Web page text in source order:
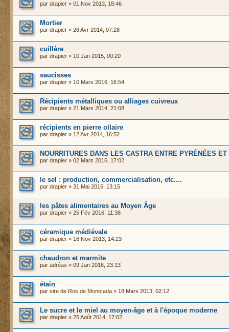
par drapier » 01 Nov 2013, 18:46
Mortier
par drapier » 26 Avr 2014, 07:28
cuillère
par drapier » 10 Jan 2015, 00:20
saucisses
par drapier » 10 Mars 2016, 16:54
Récipients métalliques ou alliages cuivreux
par drapier » 21 Mars 2014, 21:08
récipients en pierre ollaire
par drapier » 12 Avr 2014, 16:52
NOURRITURES DANS LES CASTRA ENTRE PYRÉNÉES ET
par drapier » 02 Mars 2016, 17:02
le sel : production, commercialisation, etc....
par drapier » 31 Mai 2015, 13:15
les pâtes alimentaires au Moyen Âge
par drapier » 25 Fév 2016, 11:38
céramique médiévale
par drapier » 16 Nov 2013, 14:23
chaudron et marmite
par adréas » 09 Jan 2016, 23:13
étain
par sire de Ros de Montcada » 18 Mars 2013, 02:12
Le sucre et le miel au moyen-âge et à l'époque moderne
par drapier » 25 Août 2014, 17:02